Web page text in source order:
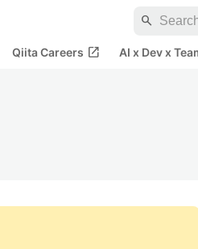
search
Qiita Careers open_in_new AI x Dev x